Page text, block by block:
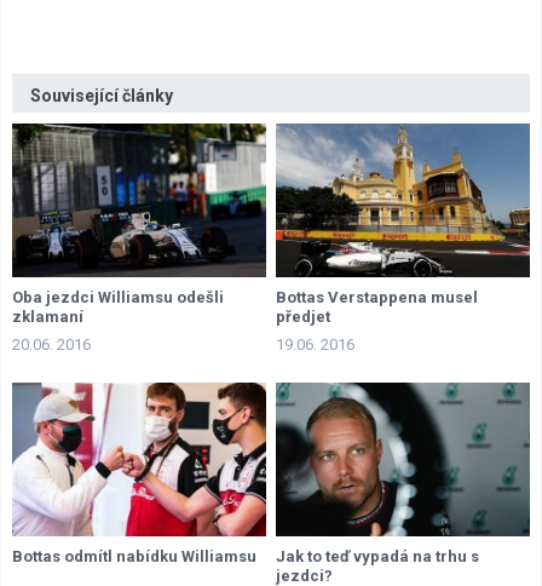
Související články
Oba jezdci Williamsu odešli
zklamaní
20.06. 2016
Bottas Verstappena musel
předjet
19.06. 2016
Bottas odmítl nabídku Williamsu
Jak to teď vypadá na trhu s
jezdci?